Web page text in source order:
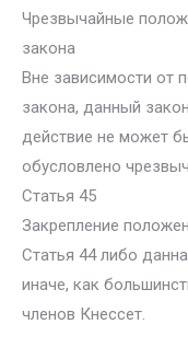
Чрезвычайные
закона
Вне зависимости от
закона, данный
действие не может
обусловлено
Статья 45
Закрепление
Статья 44 либо
иначе, как
членов Кнессет.